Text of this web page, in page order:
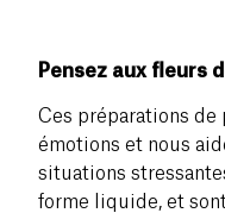
Pensez aux fleurs
Ces préparations de
émotions et nous
situations
forme liquide, et